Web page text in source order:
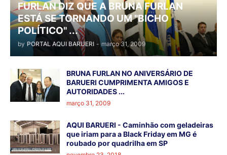
FURLAN DIZ QUE A BRUNA FURLAN
ESTÁ SE TORNANDO UM "BICHO
POLÍTICO" ...
by PORTAL AQUI BARUERI - março 31, 2009
BRUNA FURLAN NO ANIVERSÁRIO DE
BARUERI CUMPRIMENTA AMIGOS E
AUTORIDADES ...
março 31, 2009
AQUI BARUERI - Caminhão com geladeiras
que iriam para a Black Friday em MG é
roubado por quadrilha em SP